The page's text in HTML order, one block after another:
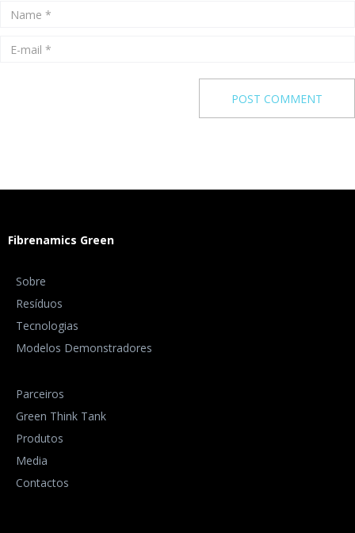
Fibrenamics Green
Sobre
Resíduos
Tecnologias
Modelos Demonstradores
Parceiros
Green Think Tank
Produtos
Media
Contactos